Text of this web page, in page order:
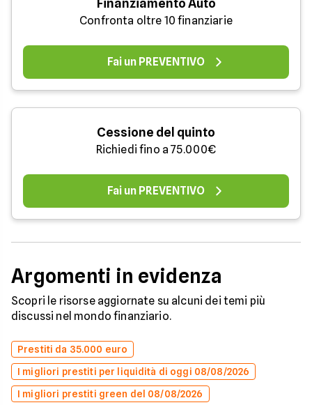
Finanziamento Auto
Confronta oltre 10 finanziarie
Fai un PREVENTIVO
Cessione del quinto
Richiedi fino a 75.000€
Fai un PREVENTIVO
Argomenti in evidenza
Scopri le risorse aggiornate su alcuni dei temi più
discussi nel mondo finanziario.
Prestiti da 35.000 euro
I migliori prestiti per liquidità di oggi 08/08/2026
I migliori prestiti green del 08/08/2026